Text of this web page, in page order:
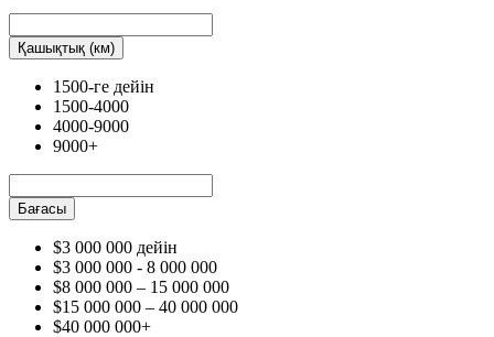
Қашықтық (км)
1500-ге дейін
1500-4000
4000-9000
9000+
Бағасы
$3 000 000 дейін
$3 000 000 - 8 000 000
$8 000 000 – 15 000 000
$15 000 000 – 40 000 000
$40 000 000+